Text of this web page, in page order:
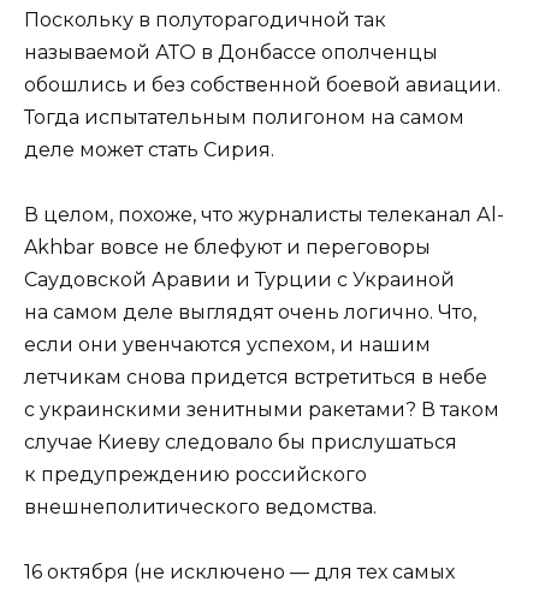
Поскольку в полуторагодичной так
называемой АТО в Донбассе ополченцы
обошлись и без собственной боевой авиации.
Тогда испытательным полигоном на самом
деле может стать Сирия.
В целом, похоже, что журналисты телеканал Аl-
Akhbar вовсе не блефуют и переговоры
Саудовской Аравии и Турции с Украиной
на самом деле выглядят очень логично. Что,
если они увенчаются успехом, и нашим
летчикам снова придется встретиться в небе
с украинскими зенитными ракетами? В таком
случае Киеву следовало бы прислушаться
к предупреждению российского
внешнеполитического ведомства.
16 октября (не исключено — для тех самых